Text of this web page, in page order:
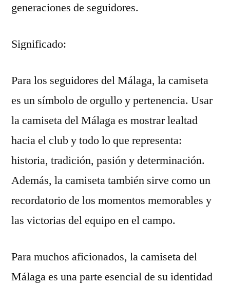
generaciones de seguidores.
Significado:
Para los seguidores del Málaga, la camiseta
es un símbolo de orgullo y pertenencia. Usar
la camiseta del Málaga es mostrar lealtad
hacia el club y todo lo que representa:
historia, tradición, pasión y determinación.
Además, la camiseta también sirve como un
recordatorio de los momentos memorables y
las victorias del equipo en el campo.
Para muchos aficionados, la camiseta del
Málaga es una parte esencial de su identidad